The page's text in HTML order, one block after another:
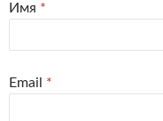
Имя *
Email *